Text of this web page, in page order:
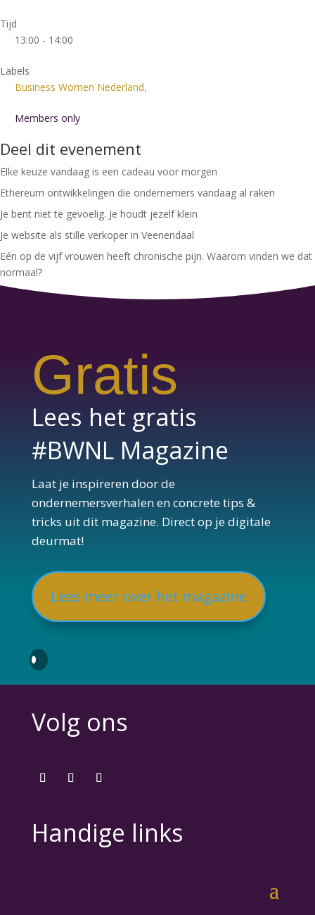
Tijd
13:00 - 14:00
Labels
Business Women Nederland,
Members only
Deel dit evenement
Elke keuze vandaag is een cadeau voor morgen
Ethereum ontwikkelingen die ondernemers vandaag al raken
Je bent niet te gevoelig. Je houdt jezelf klein
Je website als stille verkoper in Veenendaal
Eén op de vijf vrouwen heeft chronische pijn. Waarom vinden we dat
normaal?
Gratis
Lees het gratis
#BWNL Magazine
Laat je inspireren door de
ondernemersverhalen en concrete tips &
tricks uit dit magazine. Direct op je digitale
deurmat!
Lees meer over het magazine
Volg ons
Handige links